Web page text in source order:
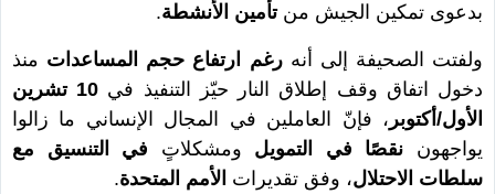
بدعوى تمكين الجيش منتأمين الأنشطة.
ولفتت الصحيفة إلى أنهرغم ارتفاع حجم المساعدات منذ
دخول اتفاق وقف إطلاق النار حيّز التنفيذ في
10 تشرين
الأول/أكتوبر ، فإنّ العاملين في المجال الإنساني ما زالوا
يواجهون نقصًا في التمويل ومشكلاتٍ في التنسيق مع
سلطات الاحتلال، وفق تقديرات الأمم المتحدة.